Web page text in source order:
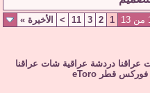
1
2
3
11
> الأخيرة »
عراقنا دردشة عراقية شات عراقنا
فوركس قطر eToro